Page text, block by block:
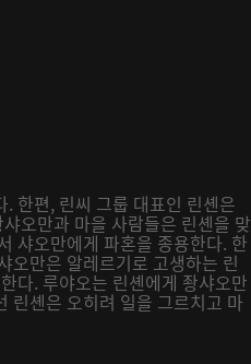
한편, 린씨 그룹 대표인 린셴은
오만과 마을 사람들은 린셴을 맞
샤오만에게 파혼을 종용한다. 한
오만은 알레르기로 고생하는 린
다. 루야오는 린셴에게 좡샤오만
린셴은 오히려 일을 그르치고 마